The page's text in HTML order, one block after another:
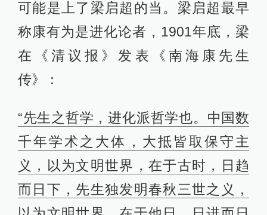
尧、舜文明事业，皆孔子所托以明
义，悬一至善之鹄，以为太平世之倒
影现象而已。又以为世界既经进步之
后，则断无复行退步之理。即有时为
外界别种阻力之所遏，亦不过停顿不
进耳，更无复返其初。故孟子言天下
之生久矣，一治一乱，其说主于循
环；《春秋》言据乱、升平、太平，
其说主于进化。二义正相反对。而先